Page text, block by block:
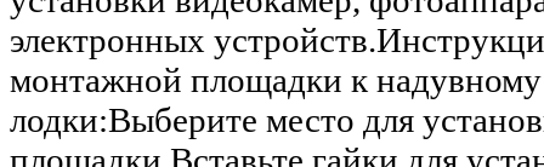
электронных
монтажной площадки к
лодки:Выберите место для